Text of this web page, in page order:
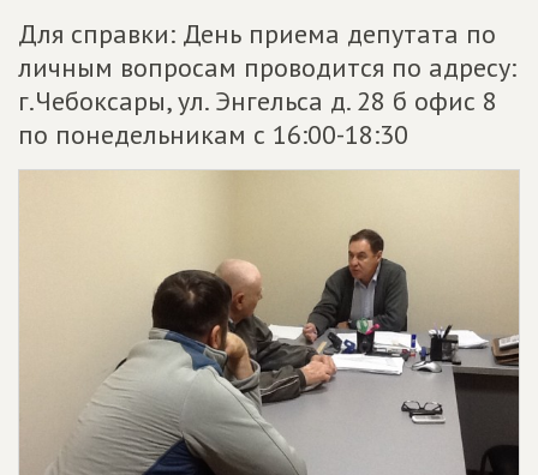
Для справки: День приема депутата по
личным вопросам проводится по адресу:
г.Чебоксары, ул. Энгельса д. 28 б офис 8
по понедельникам с 16:00-18:30